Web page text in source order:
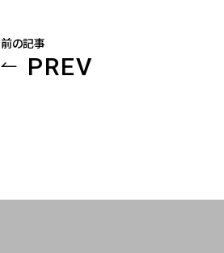
前の記事
PREV